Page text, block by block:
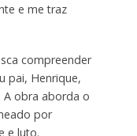
e me traz
compreender
pai, Henrique,
A obra aborda o
por
e luto.